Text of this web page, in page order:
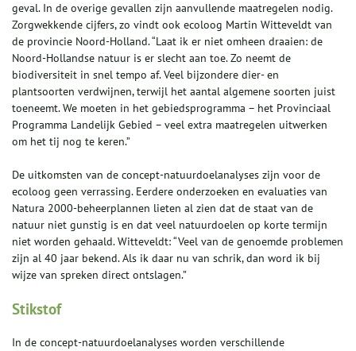
geval. In de overige gevallen zijn aanvullende maatregelen nodig.
Zorgwekkende cijfers, zo vindt ook ecoloog Martin Witteveldt van
de provincie Noord-Holland. “Laat ik er niet omheen draaien: de
Noord-Hollandse natuur is er slecht aan toe. Zo neemt de
biodiversiteit in snel tempo af. Veel bijzondere dier- en
plantsoorten verdwijnen, terwijl het aantal algemene soorten juist
toeneemt. We moeten in het gebiedsprogramma – het Provinciaal
Programma Landelijk Gebied – veel extra maatregelen uitwerken
om het tij nog te keren.”
De uitkomsten van de concept-natuurdoelanalyses zijn voor de
ecoloog geen verrassing. Eerdere onderzoeken en evaluaties van
Natura 2000-beheerplannen lieten al zien dat de staat van de
natuur niet gunstig is en dat veel natuurdoelen op korte termijn
niet worden gehaald. Witteveldt: “Veel van de genoemde problemen
zijn al 40 jaar bekend. Als ik daar nu van schrik, dan word ik bij
wijze van spreken direct ontslagen.”
Stikstof
In de concept-natuurdoelanalyses worden verschillende